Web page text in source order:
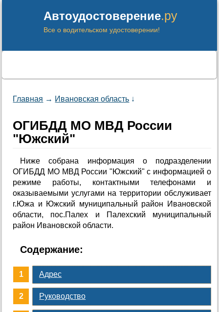
Автоудостоверение.ру
Все о водительском удостоверении!
Главная → Ивановская область ↓
ОГИБДД МО МВД России
"Южский"
Ниже собрана информация о подразделении
ОГИБДД МО МВД России "Южский" с информацией о
режиме работы, контактными телефонами и
оказываемыми услугами на территории обслуживает
г.Южа и Южский муниципальный район Ивановской
области, пос.Палех и Палехский муниципальный
район Ивановской области.
Содержание:
Адрес
Руководство